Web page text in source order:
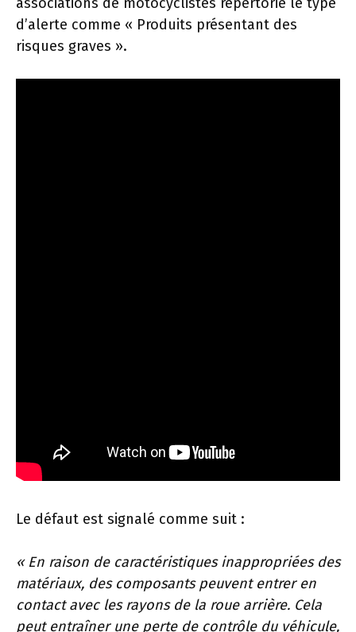
d’alerte comme « Produits présentant des
risques graves ».
Le défaut est signalé comme suit :
« En raison de caractéristiques inappropriées des
matériaux, des composants peuvent entrer en
contact avec les rayons de la roue arrière. Cela
peut entraîner une perte de contrôle du véhicule,